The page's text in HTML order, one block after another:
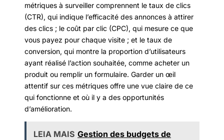
métriques à surveiller comprennent le taux de clics
(CTR), qui indique l’efficacité des annonces à attirer
des clics ; le coût par clic (CPC), qui mesure ce que
vous payez pour chaque visite ; et le taux de
conversion, qui montre la proportion d’utilisateurs
ayant réalisé l’action souhaitée, comme acheter un
produit ou remplir un formulaire. Garder un œil
attentif sur ces métriques offre une vue claire de ce
qui fonctionne et où il y a des opportunités
d’amélioration.
LEIA MAIS Gestion des budgets de